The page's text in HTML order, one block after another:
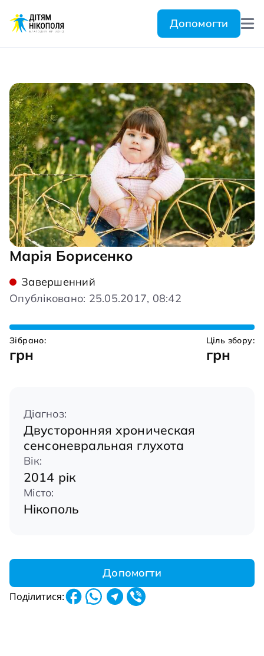
Допомогти
Марія Борисенко
Завершенний
Опубліковано: 25.05.2017, 08:42
Зібрано:
грн
Ціль збору:
грн
Діагноз:
Двусторонняя хроническая
сенсоневральная глухота
Вік:
2014 рік
Місто:
Нікополь
Допомогти
Поділитися: